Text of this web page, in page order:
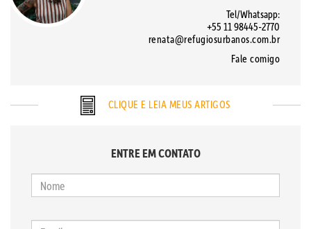
Tel/Whatsapp:
+55 11 98445-2770
renata@refugiosurbanos.com.br
Fale comigo
CLIQUE E LEIA MEUS ARTIGOS
ENTRE EM CONTATO